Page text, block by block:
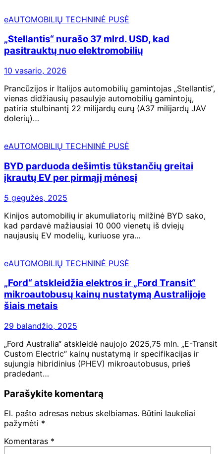
eAUTOMOBILIŲ TECHNINĖ PUSĖ
„Stellantis“ nurašo 37 mlrd. USD, kad
pasitrauktų nuo elektromobilių
10 vasario, 2026
Prancūzijos ir Italijos automobilių gamintojas „Stellantis“,
vienas didžiausių pasaulyje automobilių gamintojų,
patiria stulbinantį 22 milijardų eurų (A37 milijardų JAV
dolerių)…
eAUTOMOBILIŲ TECHNINĖ PUSĖ
BYD parduoda dešimtis tūkstančių greitai
įkrautų EV per pirmąjį mėnesį
5 gegužės, 2025
Kinijos automobilių ir akumuliatorių milžinė BYD sako,
kad pardavė mažiausiai 10 000 vienetų iš dviejų
naujausių EV modelių, kuriuose yra…
eAUTOMOBILIŲ TECHNINĖ PUSĖ
„Ford“ atskleidžia elektros ir „Ford Transit“
mikroautobusų kainų nustatymą Australijoje
šiais metais
29 balandžio, 2025
„Ford Australia“ atskleidė naujojo 2025,75 mln. „E-Transit
Custom Electric“ kainų nustatymą ir specifikacijas ir
sujungia hibridinius (PHEV) mikroautobusus, prieš
pradedant…
Parašykite komentarą
El. pašto adresas nebus skelbiamas. Būtini laukeliai
pažymėti *
Komentaras *